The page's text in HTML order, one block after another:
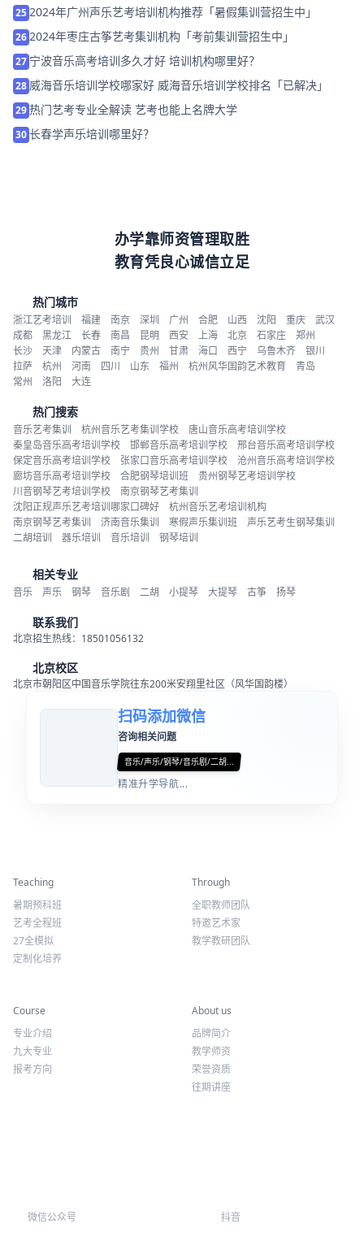
25 2024年广州声乐艺考培训机构推荐「暑假集训营招生中」
26 2024年枣庄古筝艺考集训机构「考前集训营招生中」
27 宁波音乐高考培训多久才好 培训机构哪里好？
28 威海音乐培训学校哪家好 威海音乐培训学校排名「已解决」
29热门艺考专业全解读 艺考也能上名牌大学
30长春学声乐培训哪里好？
办学靠师资管理取胜
教育凭良心诚信立足
热门城市
浙江艺考培训 福建 南京 深圳 广州 合肥 山西 沈阳 重庆
武汉
成都
黑龙江 长春 南昌 昆明 西安 上海 北京 石家庄
郑州
长沙
天津 内蒙古 南宁 贵州 甘肃 海口 西宁 乌鲁木齐
银川
拉萨
杭州 河南 四川 山东 福州 杭州风华国韵艺术教育
青岛
常州
洛阳 大连
热门搜索
音乐艺考集训 杭州音乐艺考集训学校
唐山音乐高考培训学校
秦皇岛音乐高考培训学校
邯郸音乐高考培训学校
邢台音乐高考培训学校
保定音乐高考培训学校
张家口音乐高考培训学校
沧州音乐高考培训学校
廊坊音乐高考培训学校
合肥钢琴培训班
贵州钢琴艺考培训学校
川音钢琴艺考培训学校
南京钢琴艺考集训
沈阳正规声乐艺考培训哪家口碑好
杭州音乐艺考培训机构
南京钢琴艺考集训
济南音乐集训 寒假声乐集训班
声乐艺考生钢琴集训
二胡培训
器乐培训 音乐培训 钢琴培训
相关专业
音乐 声乐 钢琴 音乐剧 二胡 小提琴 大提琴 古筝 扬琴
联系我们
北京招生热线：18501056132
北京校区
北京市朝阳区中国音乐学院往东200米安翔里社区（风华国韵楼）
扫码添加微信
咨询相关问题
音乐/声乐/钢琴/音乐剧/二胡...
精准升学导航...
Teaching
暑期预科班
艺考全程班
27全模拟
定制化培养
Through
全职教师团队
特邀艺术家
教学教研团队
Course
专业介绍
九大专业
报考方向
About us
品牌简介
教学师资
荣誉资质
往期讲座
微信公众号 抖音